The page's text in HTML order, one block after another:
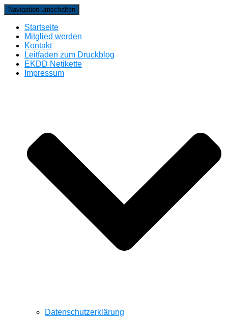
Navigation umschalten
Startseite
Mitglied werden
Kontakt
Leitfaden zum Druckblog
EKDD Netikette
Impressum
Datenschutzerklärung